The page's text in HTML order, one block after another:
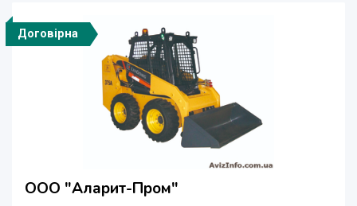
Договірна
ООО "Аларит-Пром"